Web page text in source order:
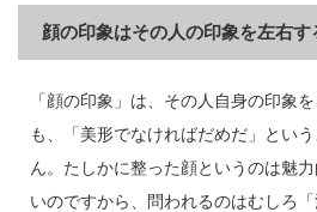
顔の印象はその人の印象を左右す
「顔の印象」は、その人自身の印象
も、「美形でなければだめだ」とい
ん。たしかに整った顔というのは魅
いのですから、問われるのはむしろ「